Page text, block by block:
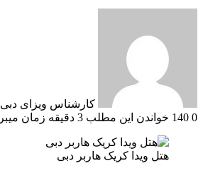
کارشناس ویزای دبی
0
خواندن این مطلب 3 دقیقه زمان میبرد
هتل ویدا کریک هاربر دبی